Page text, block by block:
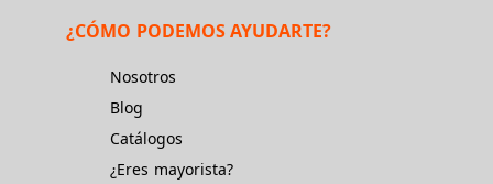
¿CÓMO PODEMOS AYUDARTE?
Nosotros
Blog
Catálogos
¿Eres mayorista?